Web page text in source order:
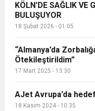
KÖLN’DE SAĞLIK VE
BULUŞUYOR
18 Şubat 2026 - 01:05
“Almanya’da
Ötekileştirildim”
17 Mart 2025 - 13:30
AJet Avrupa’da
18 Kasım 2024 - 10:35